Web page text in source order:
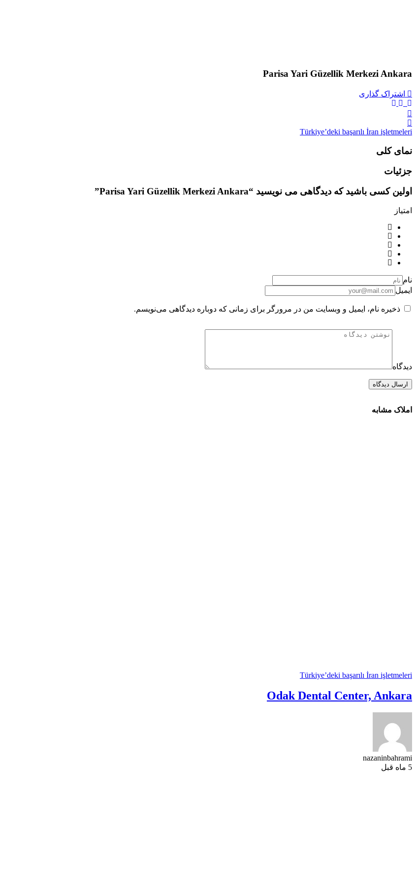
Parisa Yari Güzellik Merkezi Ankara
اشتراک گذاری
Türkiye’deki başarılı İran işletmeleri
نمای کلی
جزئیات
اولین کسی باشید که دیدگاهی می نویسید “Parisa Yari Güzellik Merkezi Ankara”
امتیاز
نام
ایمیل
ذخیره نام، ایمیل و وبسایت من در مرورگر برای زمانی که دوباره دیدگاهی می‌نویسم.
دیدگاه
املاک مشابه
Türkiye’deki başarılı İran işletmeleri
Odak Dental Center, Ankara
nazaninbahrami
5 ماه قبل